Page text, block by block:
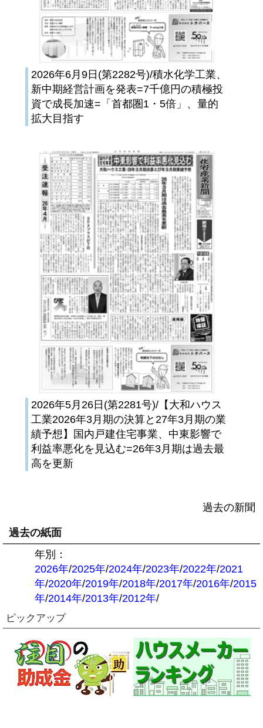
2026年6月9日(第2282号)/積水化学工業、
新中期経営計画を発表=7千億円の積極投
資で成長加速=「首都圏1・5倍」、量的
拡大目指す
2026年5月26日(第2281号)/【大和ハウス
工業2026年3月期の決算と27年3月期の業
績予想】国内戸建住宅事業、中東影響で
利益率悪化を見込む=26年3月期は過去最
高を更新
過去の新聞
過去の紙面
年別：
2026年/2025年/2024年/2023年/2022年/2021
年/2020年/2019年/2018年/2017年/2016年/2015
年/2014年/2013年/2012年/
ピックアップ